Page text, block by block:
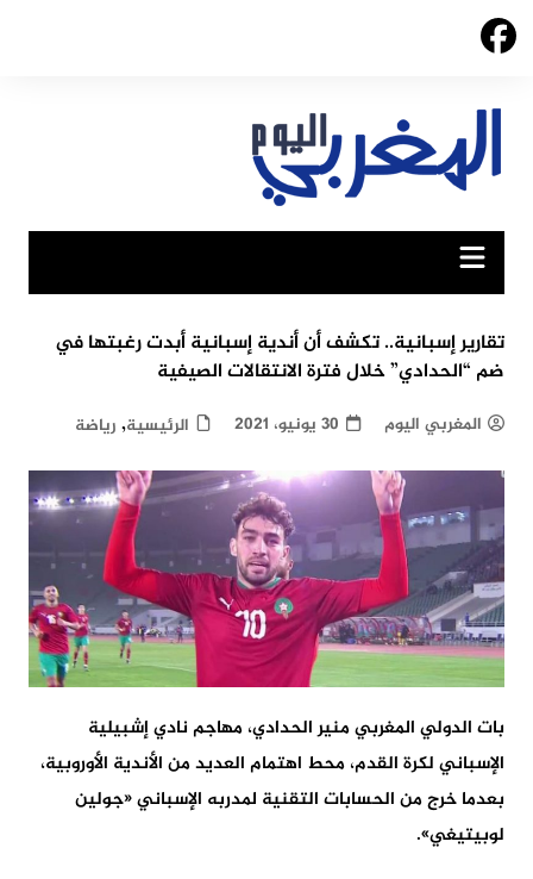
Skip
تقارير إسبانية.. تكشف أن أندية إسبانية أبدت رغبتها في
ضم “الحدادي” خلال فترة الانتقالات الصيفية
المغربي اليوم 30 يونيو، 2021 الرئيسية, رياضة
بات الدولي المغربي منير الحدادي، مهاجم نادي إشبيلية
الإسباني لكرة القدم، محط اهتمام العديد من الأندية الأوروبية،
بعدما خرج من الحسابات التقنية لمدربه الإسباني «جولين
لوبيتيغي».